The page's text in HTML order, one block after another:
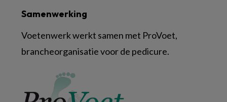
Samenwerking
Voetenwerk werkt samen met ProVoet,
brancheorganisatie voor de pedicure.